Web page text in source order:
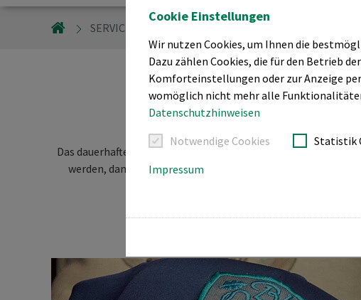
Cookie Einstellungen
Wir nutzen Cookies, um Ihnen die
Dazu zählen Cookies, die für den Betrieb
Komforteinstellungen oder zur Anzeige
womöglich nicht mehr alle
Datenschutzhinweisen
Notwendige Cookies
Statistik
Impressum
MADEIRA GARNFABRIK
SERVICE/SUPPORT
Wie man gestickte
Das dauerhafte Anbringen von gestickten Abzeichen oder
werden, damit das Abzeichen oder Emblem beim
starken Kleber verwendet, der